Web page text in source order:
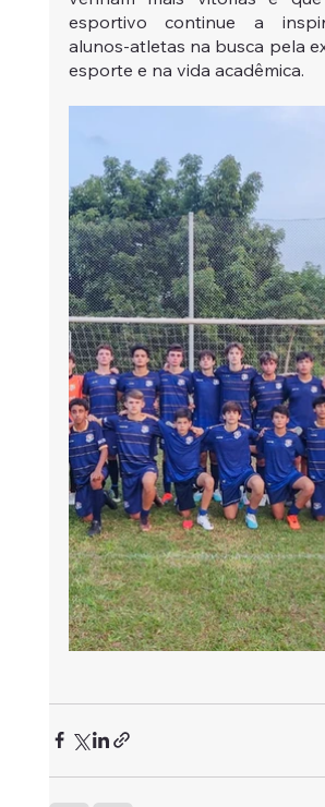
esportivo continue a
alunos-atletas na busca pela
esporte e na vida acadêmica.